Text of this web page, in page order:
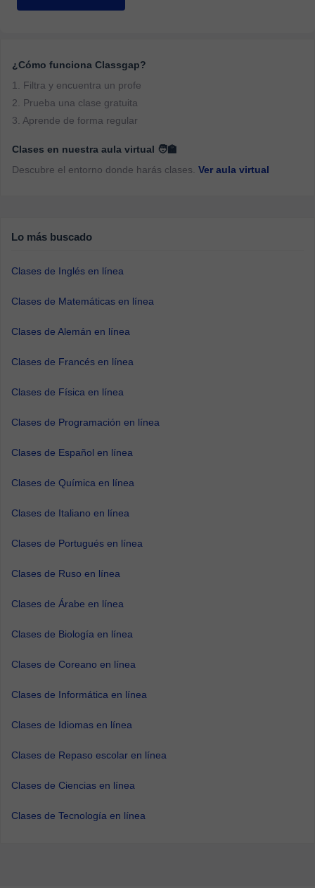
¿Cómo funciona Classgap?
1. Filtra y encuentra un profe
2. Prueba una clase gratuita
3. Aprende de forma regular
Clases en nuestra aula virtual 🧑‍🏫
Descubre el entorno donde harás clases. Ver aula virtual
Lo más buscado
Clases de Inglés en línea
Clases de Matemáticas en línea
Clases de Alemán en línea
Clases de Francés en línea
Clases de Física en línea
Clases de Programación en línea
Clases de Español en línea
Clases de Química en línea
Clases de Italiano en línea
Clases de Portugués en línea
Clases de Ruso en línea
Clases de Árabe en línea
Clases de Biología en línea
Clases de Coreano en línea
Clases de Informática en línea
Clases de Idiomas en línea
Clases de Repaso escolar en línea
Clases de Ciencias en línea
Clases de Tecnología en línea